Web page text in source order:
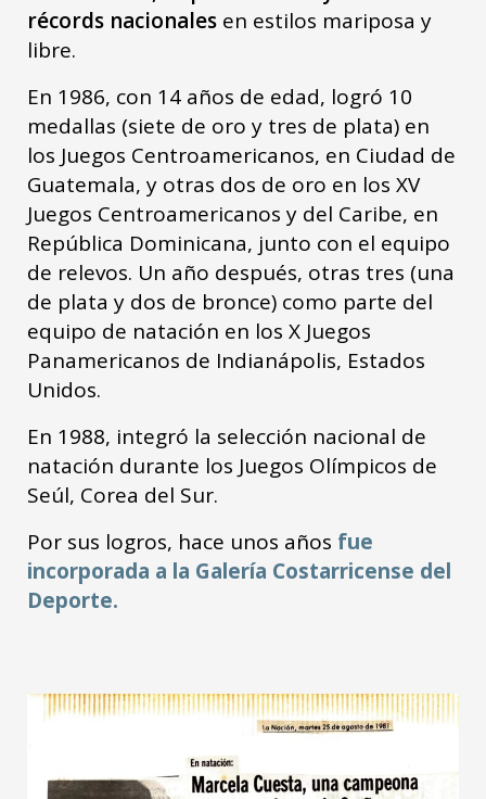
récords nacionales en estilos mariposa y
libre.
En 1986, con 14 años de edad, logró 10
medallas (siete de oro y tres de plata) en
los Juegos Centroamericanos, en Ciudad de
Guatemala, y otras dos de oro en los XV
Juegos Centroamericanos y del Caribe, en
República Dominicana, junto con el equipo
de relevos. Un año después, otras tres (una
de plata y dos de bronce) como parte del
equipo de natación en los X Juegos
Panamericanos de Indianápolis, Estados
Unidos.
En 1988, integró la selección nacional de
natación durante los Juegos Olímpicos de
Seúl, Corea del Sur.
Por sus logros, hace unos años fue
incorporada a la Galería Costarricense del
Deporte.